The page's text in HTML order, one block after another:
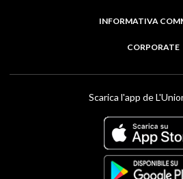
INFORMATIVA
CORPORATE
Scarica l'app de